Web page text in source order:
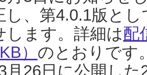
し、第4.0.1版と
します。詳細は配
） のとおりです
月26日に公開し